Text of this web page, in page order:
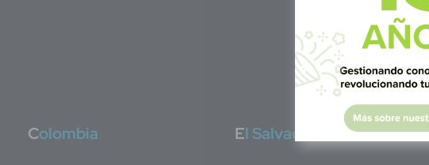
Colombia El Salvador